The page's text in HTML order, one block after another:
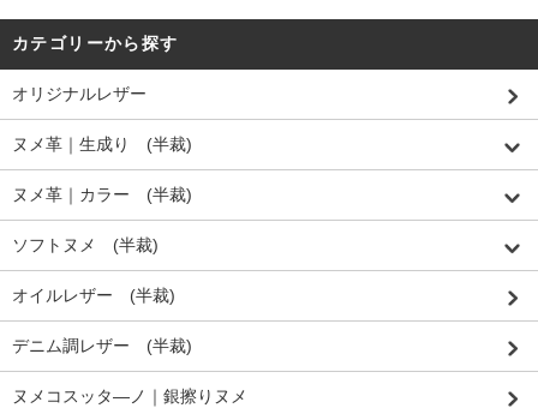
カテゴリーから探す
オリジナルレザー
ヌメ革｜生成り (半裁)
ヌメ革｜カラー (半裁)
ソフトヌメ (半裁)
オイルレザー (半裁)
デニム調レザー (半裁)
ヌメコスッタ―ノ｜銀擦りヌメ